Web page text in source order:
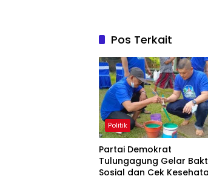
Pos Terkait
Politik
Partai Demokrat
Tulungagung Gelar
Sosial dan Cek